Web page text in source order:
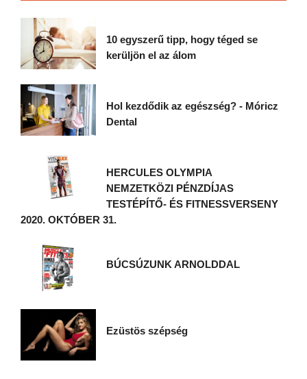
10 egyszerű tipp, hogy téged se
kerüljön el az álom
Hol kezdődik az egészség? - Móricz
Dental
HERCULES OLYMPIA
NEMZETKÖZI PÉNZDÍJAS
TESTÉPÍTŐ- ÉS FITNESSVERSENY
2020. OKTÓBER 31.
BÚCSÚZUNK ARNOLDDAL
Ezüstös szépség